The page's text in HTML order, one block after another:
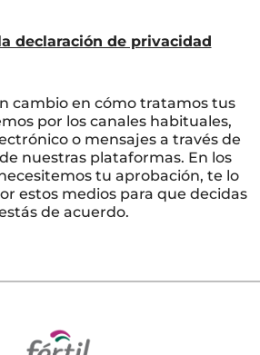
declaración de privacidad
cambio en cómo tratamos tus
por los canales habituales,
o mensajes a través de
nuestras plataformas. En los
tu aprobación, te lo
estos medios para que decidas
de acuerdo.